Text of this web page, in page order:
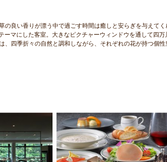
良い香りが漂う中で過ごす時間は癒しと安らぎを与えてく
マにした客室。大きなピクチャーウィンドウを通して四万
四季折々の自然と調和しながら、それぞれの花が持つ個性